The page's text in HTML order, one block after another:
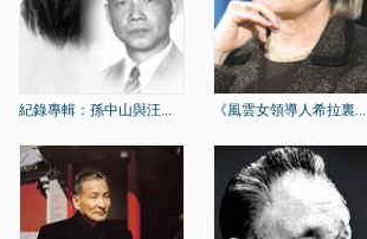
紀錄專輯：孫中山與汪... 《風雲女領導人希拉裏...